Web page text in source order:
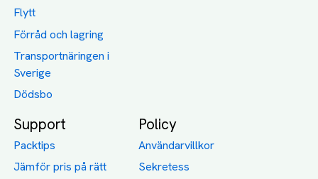
Flytt
Förråd och lagring
Transportnäringen i
Sverige
Dödsbo
Support
Packtips
Jämför pris på rätt
Policy
Användarvillkor
Sekretess